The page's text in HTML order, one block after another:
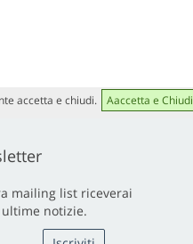
accetta e chiudi. Aaccetta e Chiudi
mailing list riceverai
notizie.